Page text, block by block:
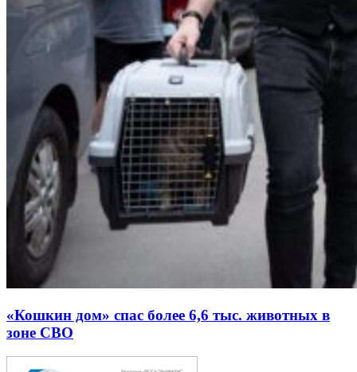
«Кошкин дом» спас более 6,6 тыс. животных в
зоне СВО